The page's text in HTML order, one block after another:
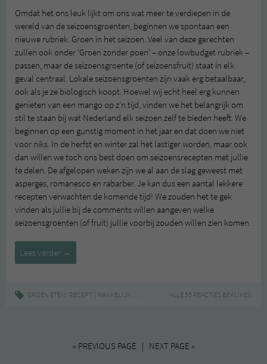
Omdat het ons leuk lijkt om ons wat meer te verdiepen in de
wereld van de seizoensgroenten, beginnen we spontaan een
nieuwe rubriek. Groen in het seizoen. Veel van deze gerechten
zullen ook onder ‘Groen zonder poen’ – onze lowbudget rubriek –
passen, maar de seizoensgroente (of seizoensfruit) staat in elk
geval centraal. Lokale seizoensgroenten zijn vaak erg betaalbaar,
ook als je ze biologisch koopt. Hoewel wij echt heel erg kunnen
genieten van een mango op z’n tijd, vinden we het belangrijk om
stil te staan bij wat Nederland elk seizoen zelf te bieden heeft. We
beginnen op een gunstig moment in het jaar en dat doen we niet
voor niks. In de herfst en winter zal het lastiger worden, maar ook
dan willen we toch ons best doen om seizoensrecepten met jullie
te delen. De afgelopen weken zijn we al aan de slag geweest met
asperges, romanesco en rabarber. Je kan dus een aantal lekkere
recepten verwachten de komende tijd! We zouden het te gek
vinden als jullie bij de comments willen aangeven welke
seizoensgroenten (of fruit) jullie voorbij zouden willen zien komen.
Lees verder Groen
in
seizoen:
→
GROEN ETEN, RECEPT MAKKELIJK, ONTBIJT RABARBER,RECEPT,
ALLE 55 REACTIES BEKIJKEN
« PREVIOUS PAGE | NEXT PAGE »